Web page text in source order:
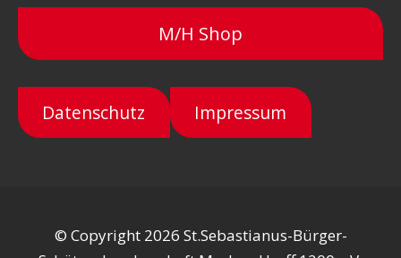
M/H Shop
Datenschutz Impressum
© Copyright 2026 St.Sebastianus-Bürger-